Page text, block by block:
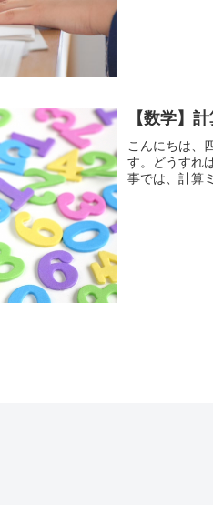
【数学】
こんにちは、
す。どうすれ
事では、計算